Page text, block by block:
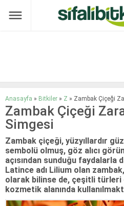
Anasayfa » Bitkiler » Z » Zambak Çiçeği
Zambak Çiçeği
Simgesi
Zambak çiçeği, yüzyıllardır
sembolü olmuş, göz alıcı
açısından sunduğu
Latince adı Lilium olan
olarak bilinse de, çeşitli türleri
kozmetik alanında